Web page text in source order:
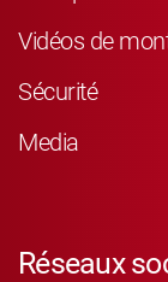
Vidéos de
Sécurité
Media
Réseaux